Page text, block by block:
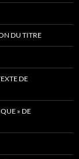
DU TITRE
DE
» DE